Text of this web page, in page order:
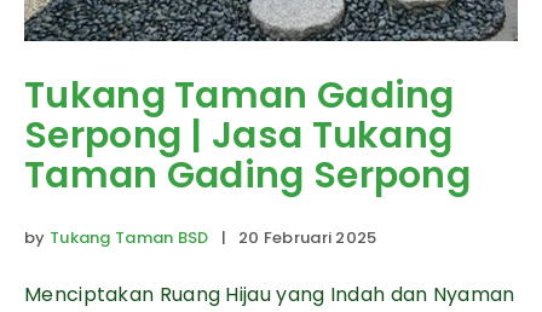
Tukang Taman Gading
Serpong | Jasa Tukang
Taman Gading Serpong
by Tukang Taman BSD | 20 Februari 2025
Menciptakan Ruang Hijau yang Indah dan Nyaman